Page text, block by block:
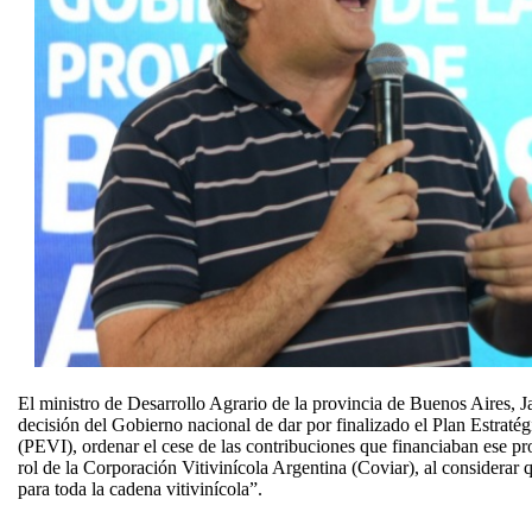
El ministro de Desarrollo Agrario de la provincia de Buenos Aires,
decisión del Gobierno nacional de dar por finalizado el Plan
(PEVI), ordenar el cese de las contribuciones que financiaban ese
rol de la Corporación Vitivinícola Argentina (Coviar), al considerar
para toda la cadena vitivinícola”.